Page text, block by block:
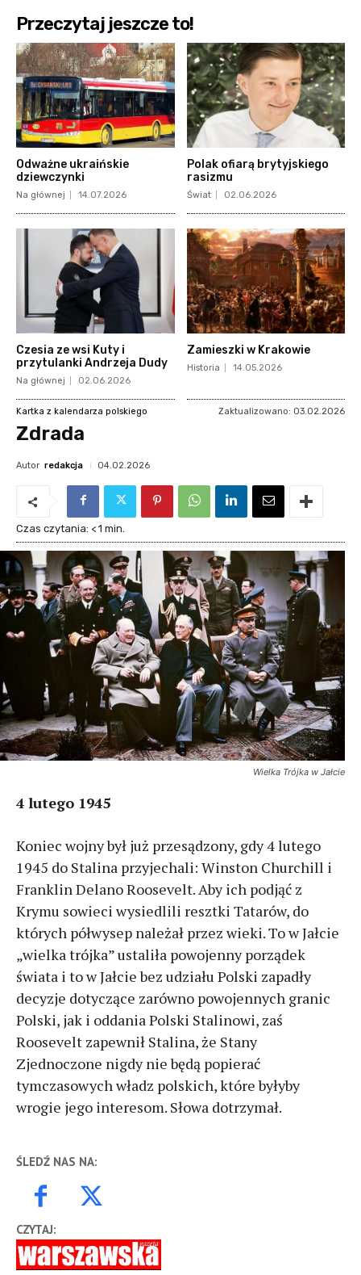
Przeczytaj jeszcze to!
Odważne ukraińskie
dziewczynki
Na głównej 14.07.2026
Polak ofiarą brytyjskiego
rasizmu
Świat 02.06.2026
Czesia ze wsi Kuty i
przytulanki Andrzeja Dudy
Na głównej 02.06.2026
Zamieszki w Krakowie
Historia 14.05.2026